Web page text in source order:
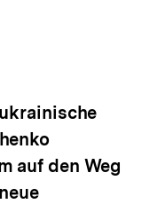
auf den Weg